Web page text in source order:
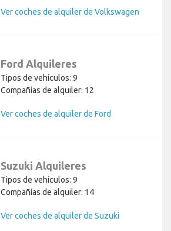
Ver coches de alquiler de Volkswagen
Ford Alquileres
Tipos de vehículos: 9
Compañías de alquiler: 12
Ver coches de alquiler de Ford
Suzuki Alquileres
Tipos de vehículos: 9
Compañías de alquiler: 14
Ver coches de alquiler de Suzuki